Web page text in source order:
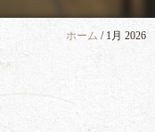
ホーム / 1月 2026